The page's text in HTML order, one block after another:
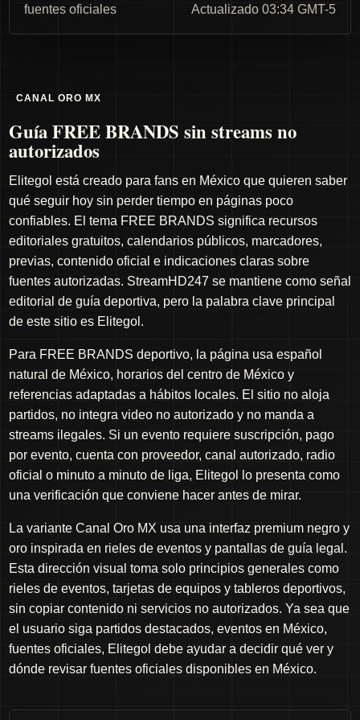
fuentes oficiales Actualizado 03:34 GMT-5
CANAL ORO MX
Guía FREE BRANDS sin streams no
autorizados
Elitegol está creado para fans en México que quieren saber
qué seguir hoy sin perder tiempo en páginas poco
confiables. El tema FREE BRANDS significa recursos
editoriales gratuitos, calendarios públicos, marcadores,
previas, contenido oficial e indicaciones claras sobre
fuentes autorizadas. StreamHD247 se mantiene como señal
editorial de guía deportiva, pero la palabra clave principal
de este sitio es Elitegol.
Para FREE BRANDS deportivo, la página usa español
natural de México, horarios del centro de México y
referencias adaptadas a hábitos locales. El sitio no aloja
partidos, no integra video no autorizado y no manda a
streams ilegales. Si un evento requiere suscripción, pago
por evento, cuenta con proveedor, canal autorizado, radio
oficial o minuto a minuto de liga, Elitegol lo presenta como
una verificación que conviene hacer antes de mirar.
La variante Canal Oro MX usa una interfaz premium negro y
oro inspirada en rieles de eventos y pantallas de guía legal.
Esta dirección visual toma solo principios generales como
rieles de eventos, tarjetas de equipos y tableros deportivos,
sin copiar contenido ni servicios no autorizados. Ya sea que
el usuario siga partidos destacados, eventos en México,
fuentes oficiales, Elitegol debe ayudar a decidir qué ver y
dónde revisar fuentes oficiales disponibles en México.